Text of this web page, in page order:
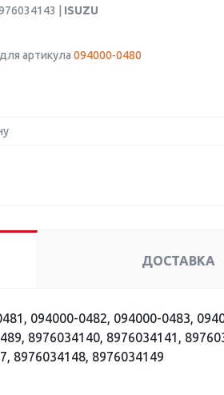
| ISUZU
артикула 094000-0480
ДОСТАВКА
094000-0482, 094000-0483,
8976034140, 8976034141,
8976034148, 8976034149